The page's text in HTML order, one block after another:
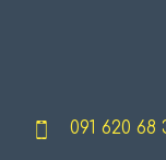
091 620 68